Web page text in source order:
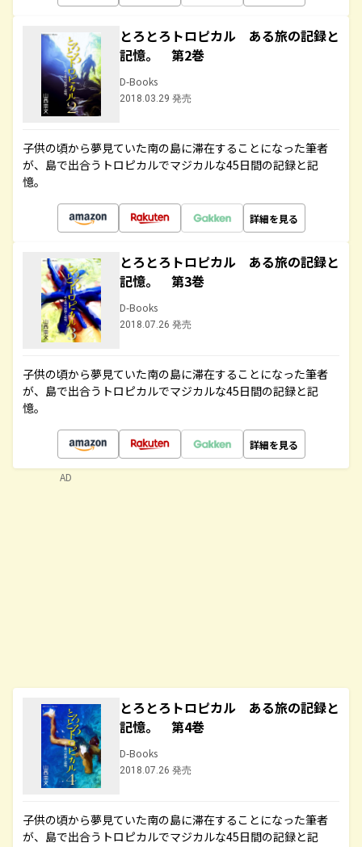
とろとろトロピカル ある旅の記録と
記憶。 第2巻
D-Books
2018.03.29 発売
子供の頃から夢見ていた南の島に滞在することになった筆者
が、島で出合うトロピカルでマジカルな45日間の記録と記
憶。
詳細を見る
とろとろトロピカル ある旅の記録と
記憶。 第3巻
D-Books
2018.07.26 発売
子供の頃から夢見ていた南の島に滞在することになった筆者
が、島で出合うトロピカルでマジカルな45日間の記録と記
憶。
詳細を見る
とろとろトロピカル ある旅の記録と
記憶。 第4巻
D-Books
2018.07.26 発売
子供の頃から夢見ていた南の島に滞在することになった筆者
が、島で出合うトロピカルでマジカルな45日間の記録と記
AD